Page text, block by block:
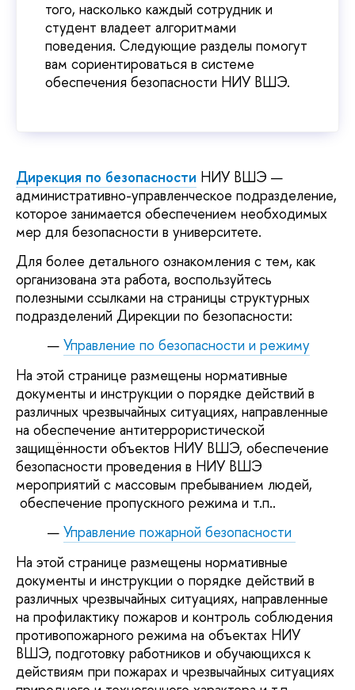
того, насколько каждый сотрудник и
студент владеет алгоритмами
поведения. Следующие разделы помогут
вам сориентироваться в системе
обеспечения безопасности НИУ ВШЭ.
Дирекция по безопасности НИУ ВШЭ —
административно-управленческое подразделение,
которое занимается обеспечением необходимых
мер для безопасности в университете.
Для более детального ознакомления с тем, как
организована эта работа, воспользуйтесь
полезными ссылками на страницы структурных
подразделений Дирекции по безопасности:
Управление по безопасности и режиму
На этой странице размещены нормативные
документы и инструкции о порядке действий в
различных чрезвычайных ситуациях, направленные
на обеспечение антитеррористической
защищённости объектов НИУ ВШЭ, обеспечение
безопасности проведения в НИУ ВШЭ
мероприятий с массовым пребыванием людей,
обеспечение пропускного режима и т.п..
Управление пожарной безопасности
На этой странице размещены нормативные
документы и инструкции о порядке действий в
различных чрезвычайных ситуациях, направленные
на профилактику пожаров и контроль соблюдения
противопожарного режима на объектах НИУ
ВШЭ, подготовку работников и обучающихся к
действиям при пожарах и чрезвычайных ситуациях